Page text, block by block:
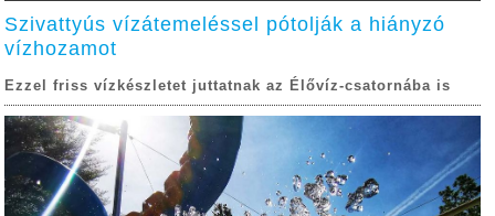
Szivattyús vízátemeléssel pótolják a hiányzó
vízhozamot
Ezzel friss vízkészletet juttatnak az Élővíz-csatornába is